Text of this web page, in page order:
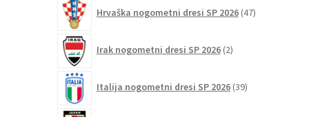
Hrvaška nogometni dresi SP 2026 47izdelkov
Irak nogometni dresi SP 2026 2izdelka
Italija nogometni dresi SP 2026 39izdelkov